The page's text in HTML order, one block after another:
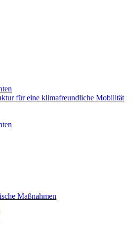
für eine klimafreundliche Mobilität
Maßnahmen